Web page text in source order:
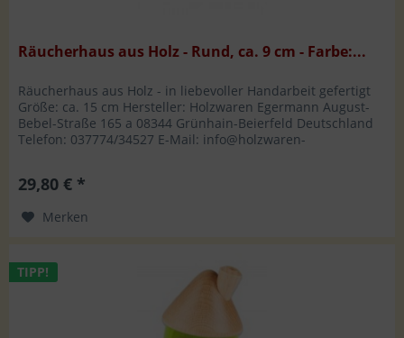
Räucherhaus aus Holz - Rund, ca. 9 cm - Farbe:...
Räucherhaus aus Holz - in liebevoller Handarbeit gefertigt
Größe: ca. 15 cm Hersteller: Holzwaren Egermann August-
Bebel-Straße 165 a 08344 Grünhain-Beierfeld Deutschland
Telefon: 037774/34527 E-Mail: info@holzwaren-
29,80 € *
Merken
TIPP!